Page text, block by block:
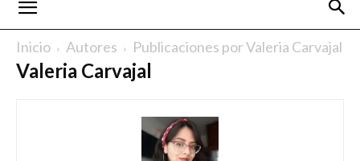
Inicio Autores Publicaciones por Valeria Carvajal
Valeria Carvajal